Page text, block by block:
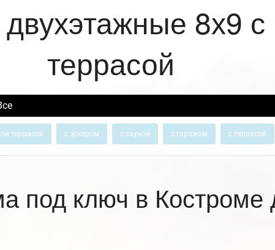
8х9
террасой
террасой с эркером с сауной с гаражом с террасой
под ключ в